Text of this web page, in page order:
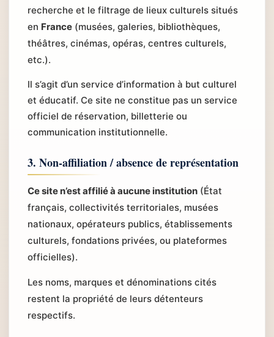
recherche et le filtrage de lieux culturels situés
en France (musées, galeries, bibliothèques,
théâtres, cinémas, opéras, centres culturels,
etc.).
Il s’agit d’un service d’information à but culturel
et éducatif. Ce site ne constitue pas un service
officiel de réservation, billetterie ou
communication institutionnelle.
3. Non-affiliation / absence de représentation
Ce site n’est affilié à aucune institution (État
français, collectivités territoriales, musées
nationaux, opérateurs publics, établissements
culturels, fondations privées, ou plateformes
officielles).
Les noms, marques et dénominations cités
restent la propriété de leurs détenteurs
respectifs.